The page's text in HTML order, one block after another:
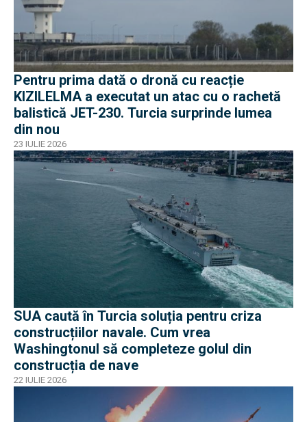
Pentru prima dată o dronă cu reacție
KIZILELMA a executat un atac cu o rachetă
balistică JET-230. Turcia surprinde lumea
din nou
23 IULIE 2026
SUA caută în Turcia soluția pentru criza
construcțiilor navale. Cum vrea
Washingtonul să completeze golul din
construcția de nave
22 IULIE 2026